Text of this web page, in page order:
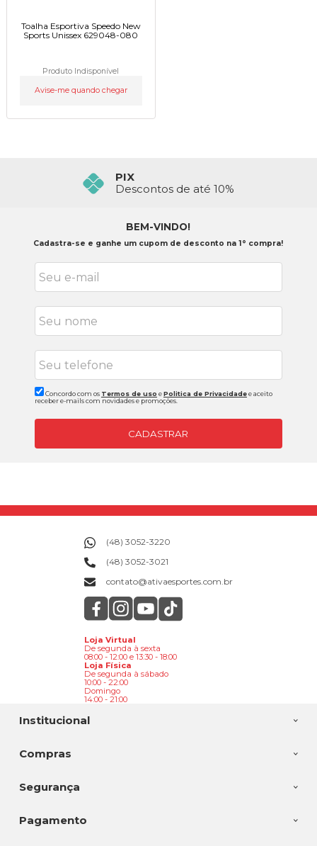
Toalha Esportiva Speedo New
Sports Unissex 629048-080
Produto Indisponível
Avise-me quando chegar
PIX
Descontos de até 10%
BEM-VINDO!
Cadastra-se e ganhe um cupom de desconto na 1° compra!
Concordo com os Termos de uso ePolitica de Privacidadee aceito
receber e-mails com novidades e promoções.
CADASTRAR
Institucional
Compras
(48) 3052-3220
(48) 3052-3021
contato@ativaesportes.com.br
Loja Virtual
De segunda à sexta
08:00 - 12:00 e 13:30 - 18:00
Loja Física
De segunda à sábado
10:00 - 22:00
Domingo
14:00 - 21:00
Segurança
Pagamento